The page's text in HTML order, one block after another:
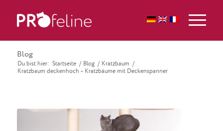
Blog
Du bist hier: Startseite / Blog / Kratzbaum /
Kratzbaum deckenhoch – Kratzbäume mit Deckenspanner